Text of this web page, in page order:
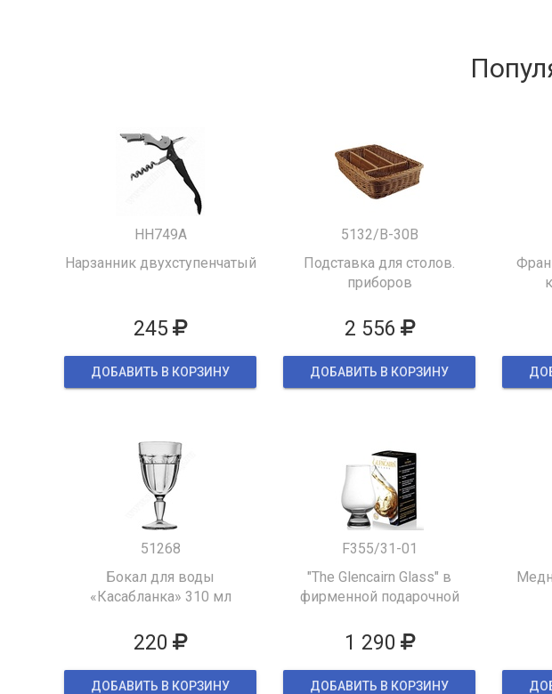
HH749A
Нарзанник двухступенчатый
245
ДОБАВИТЬ В КОРЗИНУ
5132/B-30B
Подставка для столов.
приборов
2 556
ДОБАВИТЬ В КОРЗИНУ
51268
Бокал для воды
«Касабланка» 310 мл
220
ДОБАВИТЬ В КОРЗИНУ
F355/31-01
"The Glencairn Glass" в
фирменной подарочной
1 290
ДОБАВИТЬ В КОРЗИНУ